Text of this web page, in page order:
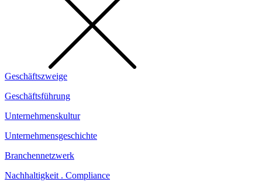
Geschäftszweige
Geschäftsführung
Unternehmenskultur
Unternehmensgeschichte
Branchennetzwerk
Nachhaltigkeit . Compliance